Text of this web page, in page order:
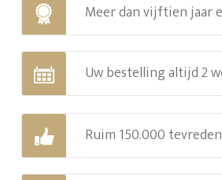
Meer dan vijftien jaar
Uw bestelling altijd 2
Ruim 150.000